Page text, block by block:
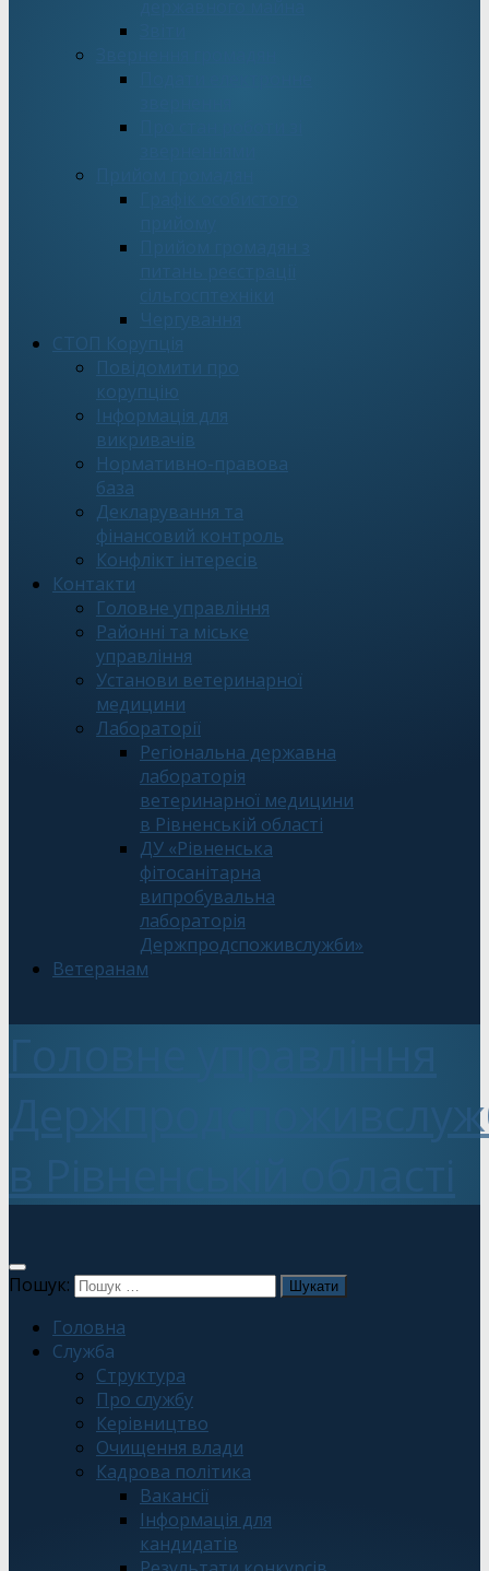
СТОП Корупція
Повідомити про
корупцію
Інформація для
викривачів
Нормативно-правова
база
Декларування та
фінансовий контроль
Конфлікт інтересів
Контакти
Головне управління
Районні та міське
управління
Установи ветеринарної
медицини
Лабораторії
Регіональна державна
лабораторія
ветеринарної медицини
в Рівненській області
ДУ «Рівненська
фітосанітарна
випробувальна
лабораторія
Держпродспоживслужби»
Ветеранам
Пошук:
Головна
Служба
Структура
Про службу
Керівництво
Очищення влади
Кадрова політика
Вакансії
Інформація для
кандидатів